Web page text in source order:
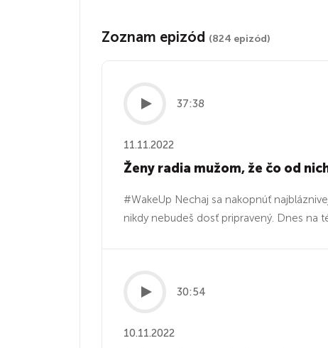
Zoznam epizód (824 epizód)
37:38
11.11.2022
Ženy radia mužom, že čo od
#WakeUp Nechaj sa nakopnúť
nikdy nebudeš dosť pripravený. Dnes na
30:54
10.11.2022